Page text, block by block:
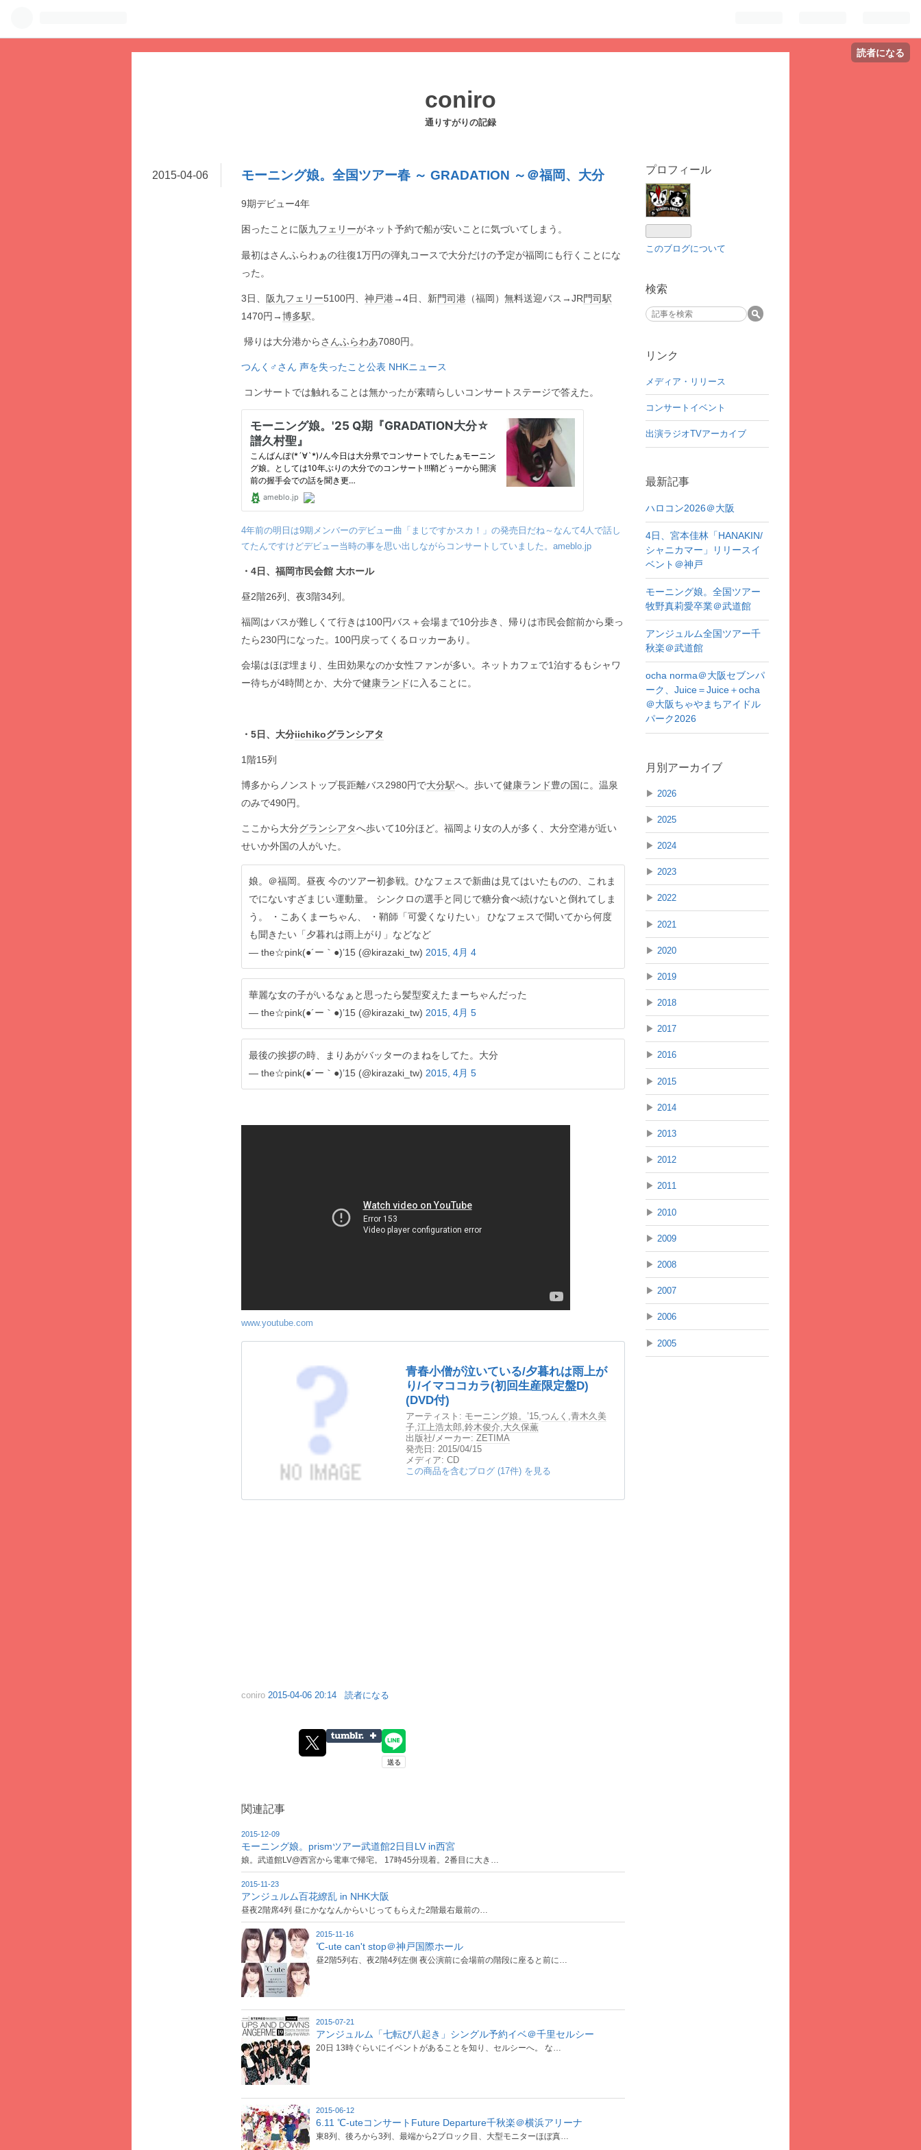
読者になる
coniro
通りすがりの記録
2015-04-06 モーニング娘。全国ツアー春 ～ GRADATION ～＠福岡、大分
9期デビュー4年
困ったことに阪九フェリーがネット予約で船が安いことに気づいてしまう。
最初はさんふらわぁの往復1万円の弾丸コースで大分だけの予定が福岡にも行くことにな
った。
3日、 阪九フェリー5100円、 神戸港→4日、新門司港 （福岡）無料送迎バス→JR門司駅
1470円→博多駅。
帰りは大分港から さんふらわあ7080円。
つんく♂さん 声を失ったこと公表 NHKニュース
コンサートでは触れることは無かったが素晴らしいコンサートステージで答えた。
4年前の明日は9期メンバーのデビュー曲「まじですかスカ！」の発売日だね～なんて4人で話し
てたんですけどデビュー当時の事を思い出しながらコンサートしていました。ameblo.jp
・4日、 福岡市民会館 大ホール
昼2階26列、夜3階34列。
福岡はバスが難しくて行きは100円バス＋会場まで10分歩き、帰りは市民会館前から乗っ
たら230円になった。100円戻ってくるロッカーあり。
会場はほぼ埋まり、生田効果なのか女性ファンが多い。ネットカフェで1泊するもシャワ
ー待ちが4時間とか、大分で健康ランドに入ることに。
・5日、大分iichikoグランシアタ
1階15列
博多からノンストップ長距離バス2980円で大分駅へ。歩いて健康ランド豊の国に。温泉
のみで490円。
ここから大分グランシアタへ歩いて10分ほど。福岡より女の人が多く、大分空港が近い
せいか外国の人がいた。
娘。＠福岡。昼夜 今のツアー初参戦。ひなフェスで新曲は見てはいたものの、これま
でにないすざまじい運動量。 シンクロの選手と同じで糖分食べ続けないと倒れてしま
う。 ・こあくまーちゃん、 ・鞘師「可愛くなりたい」 ひなフェスで聞いてから何度
も聞きたい「夕暮れは雨上がり」などなど
— the☆pink(●´ー｀●)’15 (@kirazaki_tw) 2015, 4月 4
華麗な女の子がいるなぁと思ったら髪型変えたまーちゃんだった
— the☆pink(●´ー｀●)’15 (@kirazaki_tw) 2015, 4月 5
最後の挨拶の時、まりあがバッターのまねをしてた。大分
— the☆pink(●´ー｀●)’15 (@kirazaki_tw) 2015, 4月 5
www.youtube.com
青春小僧が泣いている/夕暮れは雨上が
り/イマココカラ(初回生産限定盤D)
(DVD付)
アーティスト: モーニング娘。 ’15, つんく 青木久美
子 江上浩太郎 鈴木俊介 大久保薫
出版社/メーカー: ZETIMA
発売日: 2015/04/15
メディア: CD
この商品を含むブログ (17件) を見る
coniro 2015-04-06 20:14 読者になる
関連記事
2015-12-09
モーニング娘。prismツアー武道館2日目LV in西宮
娘。武道館LV@西宮から電車で帰宅。 17時45分現着。2番目に大き…
2015-11-23
アンジュルム百花繚乱 in NHK大阪
昼夜2階席4列 昼にかななんからいじってもらえた2階最右最前の…
2015-11-16
℃-ute can't stop＠神戸国際ホール
昼2階5列右、夜2階4列左側 夜公演前に会場前の階段に座ると前に…
2015-07-21
アンジュルム「七転び八起き」シングル予約イベ＠千里セルシー
20日 13時ぐらいにイベントがあることを知り、セルシーへ。 な…
2015-06-12
6.11 ℃-uteコンサートFuture Departure千秋楽＠横浜アリーナ
東8列、後ろから3列、最端から2ブロック目、大型モニターほぼ真…
プロフィール
このブログについて
検索
リンク
メディア・リリース
コンサートイベント
出演ラジオTVアーカイブ
最新記事
ハロコン2026＠大阪
4日、宮本佳林「HANAKIN/
シャニカマー」リリースイ
ベント＠神戸
モーニング娘。全国ツアー
牧野真莉愛卒業＠武道館
アンジュルム全国ツアー千
秋楽＠武道館
ocha norma＠大阪セブンパ
ーク、Juice＝Juice＋ocha
＠大阪ちゃやまちアイドル
パーク2026
月別アーカイブ
▶ 2026
▶ 2025
▶ 2024
▶ 2023
▶ 2022
▶ 2021
▶ 2020
▶ 2019
▶ 2018
▶ 2017
▶ 2016
▶ 2015
▶ 2014
▶ 2013
▶ 2012
▶ 2011
▶ 2010
▶ 2009
▶ 2008
▶ 2007
▶ 2006
▶ 2005